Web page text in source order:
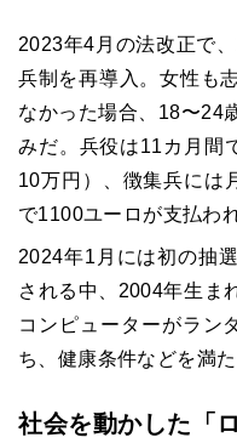
2023年4月の法改正で
兵制を再導入。女性も
なかった場合、18〜24
みだ。兵役は11カ月間
10万円）、徴集兵には
で1100ユーロが支払わ
2024年1月には初の抽
される中、2004年生ま
コンピューターがラン
ち、健康条件などを満
社会を動かした「